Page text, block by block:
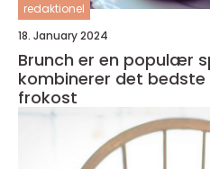
redaktionel
18. January 2024
Brunch er en populær
kombinerer det
frokost